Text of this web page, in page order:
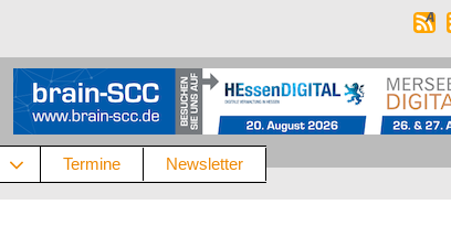
Termine Newsletter